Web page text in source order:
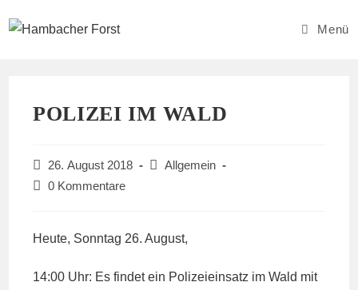
Inhalt
Menü
POLIZEI IM WALD
Beitrag
veröffentlicht:
26. August 2018
Beitrags-
Allgemein
Beitrags-
0 Kommentare
Heute, Sonntag 26. August,
14:00 Uhr: Es findet ein Polizeieinsatz im Wald mit